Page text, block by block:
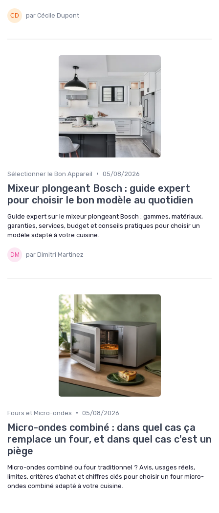
par Cécile Dupont
Sélectionner le Bon Appareil • 05/08/2026
Mixeur plongeant Bosch : guide expert
pour choisir le bon modèle au quotidien
Guide expert sur le mixeur plongeant Bosch : gammes, matériaux,
garanties, services, budget et conseils pratiques pour choisir un
modèle adapté à votre cuisine.
par Dimitri Martinez
Fours et Micro-ondes • 05/08/2026
Micro-ondes combiné : dans quel cas ça
remplace un four, et dans quel cas c'est un
piège
Micro-ondes combiné ou four traditionnel ? Avis, usages réels,
limites, critères d’achat et chiffres clés pour choisir un four micro-
ondes combiné adapté à votre cuisine.